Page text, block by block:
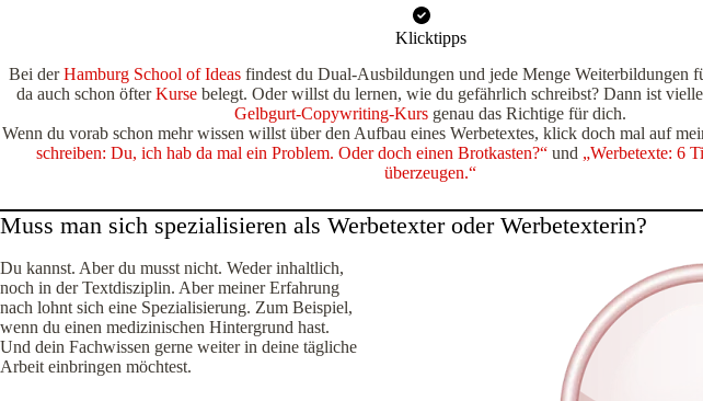
Klicktipps
Bei derHamburg School of Ideasfindest du Dual-Ausbildungen und jede Menge Weiterbildungen
da auch schon öfterKursebelegt. Oder willst du lernen, wie du gefährlich schreibst? Dann ist
Gelbgurt-Copywriting-Kurs genau das Richtige für dich.
Wenn du vorab schon mehr wissen willst über den Aufbau eines Werbetextes, klick doch mal auf
schreiben: Du, ich hab da mal ein Problem. Oder doch einen Brotkasten?“und „Werbetexte: 6
überzeugen.“
Muss man sich spezialisieren als Werbetexter oder Werbetexterin?
Du kannst. Aber du musst nicht. Weder inhaltlich,
noch in der Textdisziplin. Aber meiner Erfahrung
nach lohnt sich eine Spezialisierung. Zum Beispiel,
wenn du einen medizinischen Hintergrund hast.
Und dein Fachwissen gerne weiter in deine tägliche
Arbeit einbringen möchtest.